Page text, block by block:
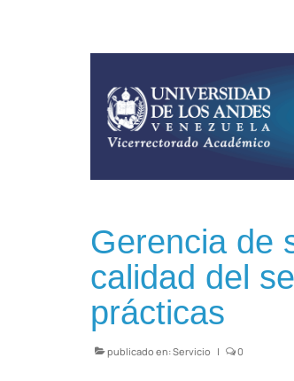
Gerencia de
calidad del
prácticas
publicado en:Servicio | 0